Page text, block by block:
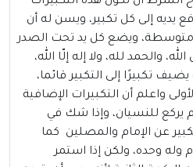
يديه إلى كل تكبير، ويسن له أن
متوسطة، ويضع كل يد تحت الصدر
والحمد لله، ولا إله إلّا الله،
يضيف تكبيرًا إلى التكبير قائما،
واعلم أن التكبيرات الإضافية
يركع للنسيان، وإذا شك في
عن الإمام والمصلين كما
وله وحده، ولكن إذا استمر